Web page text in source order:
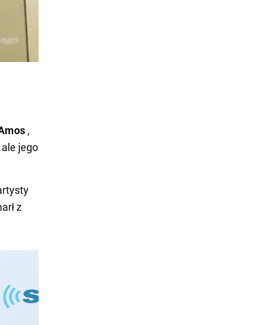
,
ale jego
z